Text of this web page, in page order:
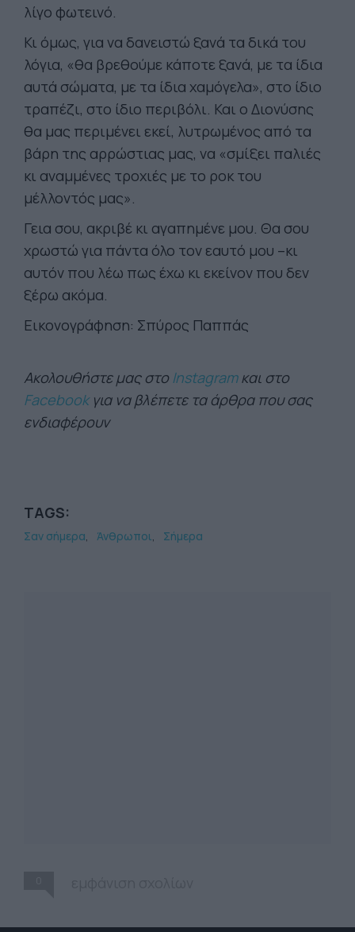
λίγο φωτεινό.
Κι όμως, για να δανειστώ ξανά τα δικά του
λόγια, «θα βρεθούμε κάποτε ξανά, με τα ίδια
αυτά σώματα, με τα ίδια χαμόγελα», στο ίδιο
τραπέζι, στο ίδιο περιβόλι. Και ο Διονύσης
θα μας περιμένει εκεί, λυτρωμένος από τα
βάρη της αρρώστιας μας, να «σμίξει παλιές
κι αναμμένες τροχιές με το ροκ του
μέλλοντός μας».
Γεια σου, ακριβέ κι αγαπημένε μου. Θα σου
χρωστώ για πάντα όλο τον εαυτό μου –κι
αυτόν που λέω πως έχω κι εκείνον που δεν
ξέρω ακόμα.
Εικονογράφηση: Σπύρος Παππάς
Ακολουθήστε μας στο Instagramκαι στο
Facebookγια να βλέπετε τα άρθρα που σας
ενδιαφέρουν
TAGS:
Σαν σήμερα Άνθρωποι Σήμερα